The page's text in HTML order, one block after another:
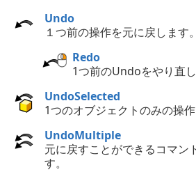
Undo
１つ前の操作を元に戻します。
Redo
1つ前のUndoをやり直し
UndoSelected
1つのオブジェクトのみの操作
UndoMultiple
元に戻すことができるコマン
す。